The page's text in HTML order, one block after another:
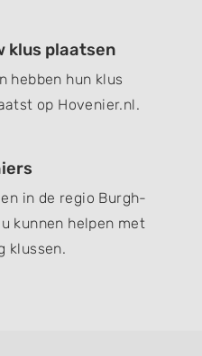
klus plaatsen
hebben hun klus
op Hovenier.nl.
in de regio Burgh-
kunnen helpen met
klussen.